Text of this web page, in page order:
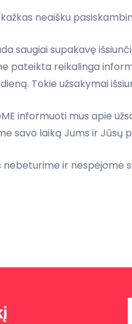
neaišku
saugiai supakavę
pateikta reikalinga
Tokie užsakymai
informuoti mus apie
savo laiką Jums ir Jūsų
ir nespėjome